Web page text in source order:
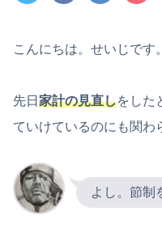
こんにちは。せいじです
先日 家計の見直しをした
ていけているのにも関わ
よし。節制